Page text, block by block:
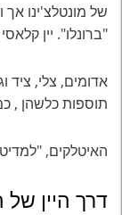
של מונטלצ'ינו אך
"ברונלו". יין
אדומים, צלי, ציד
תוספות כלשהן ,
האיטלקים,
דרך היין